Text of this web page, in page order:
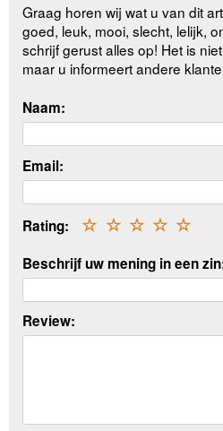
Graag horen wij wat u van dit
goed, leuk, mooi, slecht, lelijk,
schrijf gerust alles op! Het is
maar u informeert andere
Naam:
Email:
Rating: ☆
☆
☆
☆
☆
Beschrijf uw mening in een
Review: